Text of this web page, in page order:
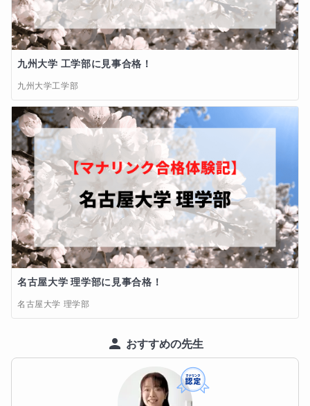
九州大学 工学部に見事合格！
九州大学工学部
名古屋大学 理学部に見事合格！
名古屋大学 理学部
おすすめの先生